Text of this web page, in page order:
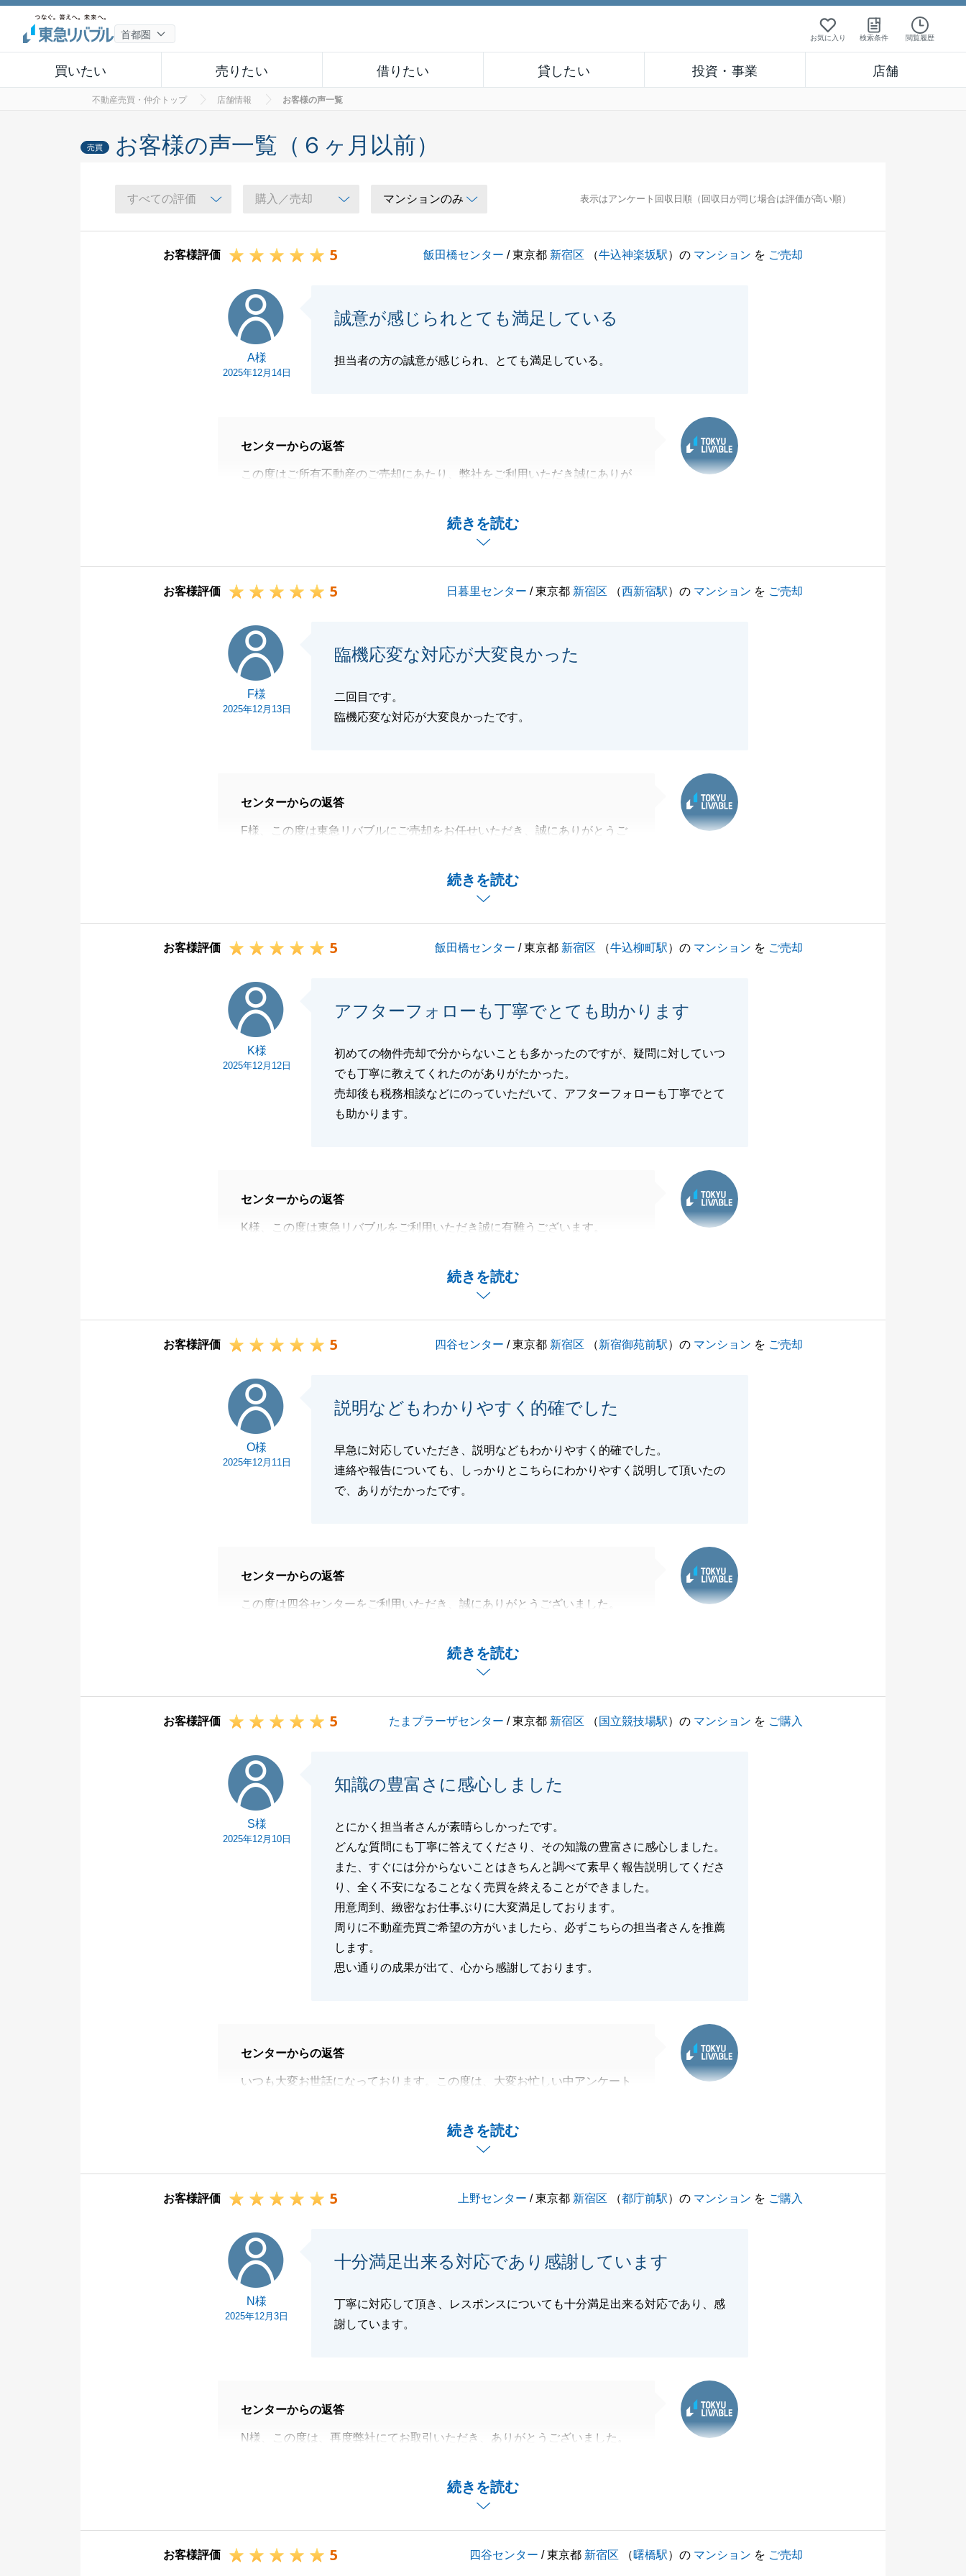
お気に入り 検索条件 閲覧履歴
買いたい 売りたい 借りたい 貸したい 投資・事業 店舗
不動産売買・仲介トップ 店舗情報 お客様の声一覧
売買 お客様の声一覧（６ヶ月以前）
表示はアンケート回収日順（回収日が同じ場合は評価が高い順）
お客様評価 5 飯田橋センター / 東京都 新宿区 （牛込神楽坂駅）の マンション を ご売却
A様
2025年12月14日
誠意が感じられとても満足している
担当者の方の誠意が感じられ、とても満足している。
続きを読む
センターからの返答
この度はご所有不動産のご売却にあたり、弊社をご利用いただき誠にありが
いつも迅速にご対応・ご協力いただけましたので、無事にお取引きを完了す
閉じる
お客様評価 5 日暮里センター / 東京都 新宿区 （西新宿駅）の マンション を ご売却
F様
2025年12月13日
臨機応変な対応が大変良かった
二回目です。
臨機応変な対応が大変良かったです。
続きを読む
センターからの返答
F様、この度は東急リバブルにご売却をお任せいただき、誠にありがとうご
この度のご売却に際しても、ご希望条件にて成約が出来ました事、私も嬉し
お客様評価 5 飯田橋センター / 東京都 新宿区 （牛込柳町駅）の マンション を ご売却
K様
2025年12月12日
アフターフォローも丁寧でとても助かります
初めての物件売却で分からないことも多かったのですが、疑問に対していつ
でも丁寧に教えてくれたのがありがたかった。
売却後も税務相談などにのっていただいて、アフターフォローも丁寧でとて
も助かります。
続きを読む
センターからの返答
K様、この度は東急リバブルをご利用いただき誠に有難うございます。
税金面に関しても、当社提携の税理士を通して、ご案内させていただきます
引き続き何卒よろしくお願い申し上げます。
お客様評価 5 四谷センター / 東京都 新宿区 （新宿御苑前駅）の マンション を ご売却
O様
2025年12月11日
説明などもわかりやすく的確でした
早急に対応していただき、説明などもわかりやすく的確でした。
連絡や報告についても、しっかりとこちらにわかりやすく説明して頂いたの
で、ありがたかったです。
続きを読む
センターからの返答
この度は四谷センターをご利用いただき、誠にありがとうございました。
社様へのご連絡等、Ｏ様、Ｓ様の多大なるご協力のおかげで、無事お引渡し
まで完了することができました。重ねて御礼申し上げます。
閉じる
お客様評価 5 たまプラーザセンター / 東京都 新宿区 （ 国立競技場駅）の マンション を ご購入
S様
2025年12月10日
知識の豊富さに感心しました
とにかく担当者さんが素晴らしかったです。
どんな質問にも丁寧に答えてくださり、その知識の豊富さに感心しました。
また、すぐには分からないことはきちんと調べて素早く報告説明してくださ
り、全く不安になることなく売買を終えることができました。
用意周到、緻密なお仕事ぶりに大変満足しております。
周りに不動産売買ご希望の方がいましたら、必ずこちらの担当者さんを推薦
します。
思い通りの成果が出て、心から感謝しております。
続きを読む
センターからの返答
いつも大変お世話になっております。この度は、大変お忙しい中アンケート
ご記載いただいた「迅速な報告」や「調査の徹底」は、私が日頃からお客様
の不安を少しでも取り除きたいと最も大切にしている部分でございます。そ
S様が常に真摯に向き合ってくださったおかげで、私共も最善の準備を整え
ります。
また、周囲の方へのご推薦というこの上ないお言葉をいただき、身の引き締
まる思いです。ご紹介いただいた際にも、「さすが」と言っていただけるよ
う、より一層精進してまいります。
お取引は一度区切りとなりますが、今後も不動産に関することに限らず、何
お客様評価 5 上野センター / 東京都 新宿区 （都庁前駅）の マンション を ご購入
N様
2025年12月3日
十分満足出来る対応であり感謝しています
丁寧に対応して頂き、レスポンスについても十分満足出来る対応であり、感
謝しています。
続きを読む
センターからの返答
N様、この度は、再度弊社にてお取引いただき、ありがとうございました。
今後も、不動産に関してお力になれることございましたら、お気軽にご用命
お客様評価 5 四谷センター / 東京都 新宿区 （曙橋駅）の マンション を ご売却